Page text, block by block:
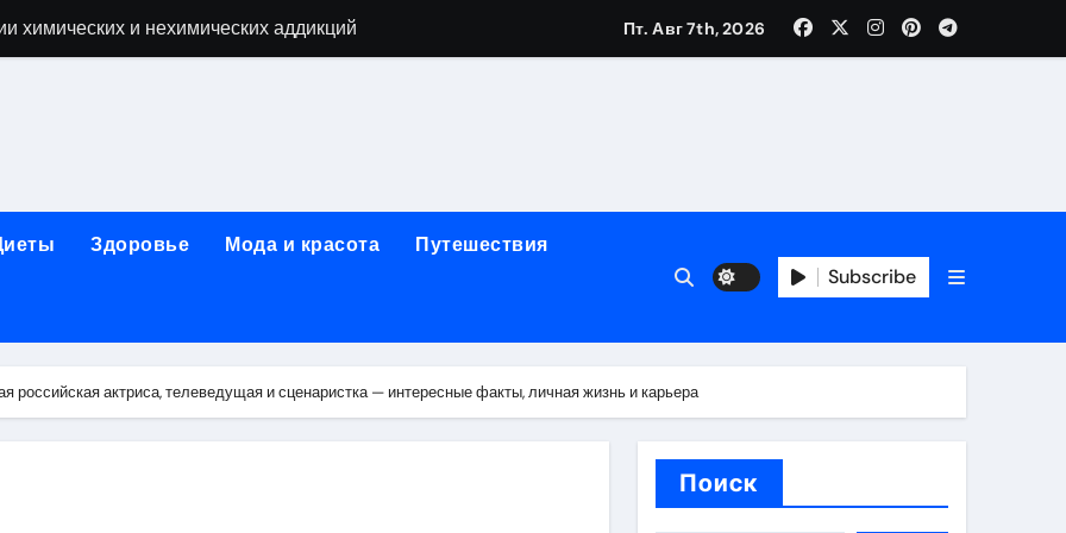
химических и нехимических аддикций
12 шагов, психотерапия, ресоциализация и оценка долгосрочных результатов при анонимном лечении
под ключ
крыла одного полёта
Пт. Авг 7th, 2026
Здоровье Мода и красота Путешествия
Subscribe
российская актриса, телеведущая и сценаристка — интересные факты, личная жизнь и карьера
Поиск